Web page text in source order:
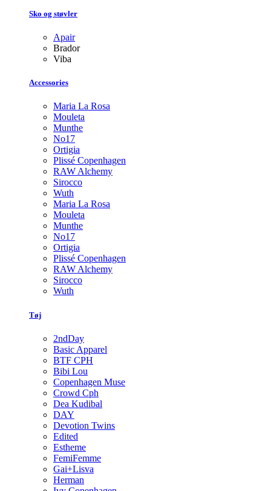
Sko og støvler
Apair
Brador
Viba
Accessories
Maria La Rosa
Mouleta
Munthe
No17
Ortigia
Plissé Copenhagen
RAW Alchemy
Sirocco
Wuth
Maria La Rosa
Mouleta
Munthe
No17
Ortigia
Plissé Copenhagen
RAW Alchemy
Sirocco
Wuth
Tøj
2ndDay
Basic Apparel
BTF CPH
Bibi Lou
Copenhagen Muse
Crowd Cph
Dea Kudibal
DAY
Devotion Twins
Edited
Estheme
FemiFemme
Gai+Lisva
Herman